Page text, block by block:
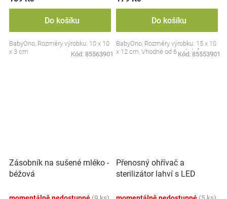
Do košíku
BabyOno, Rozměry výrobku: 10 x 10
x 3 cm
Kód: 85563901
Do košíku
BabyOno, Rozměry výrobku: 15 x 10
x 12 cm, Vhodné od 6 měsíců
Kód: 85553901
Zásobník na sušené mléko -
béžová
Přenosný ohřívač a
sterilizátor lahví s LED